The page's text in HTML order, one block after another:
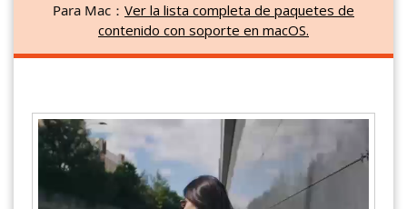
Para Mac： Ver la lista completa de paquetes de
contenido con soporte en macOS.